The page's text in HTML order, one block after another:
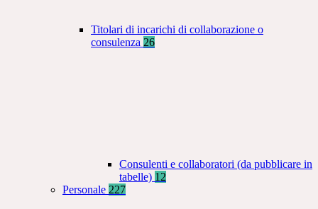
Titolari di incarichi di collaborazione o
consulenza 26
Consulenti e collaboratori (da pubblicare in
tabelle) 12
Personale 227